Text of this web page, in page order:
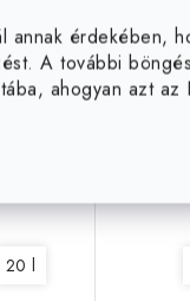
annak érdekében,
A további
ahogyan azt az
20 l